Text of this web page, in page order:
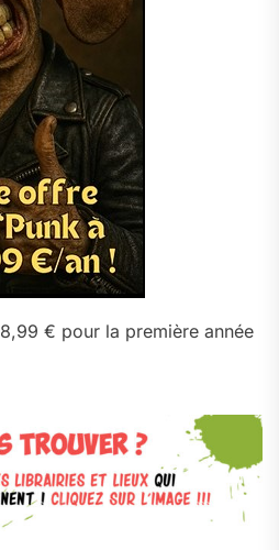
8,99 € pour la première année